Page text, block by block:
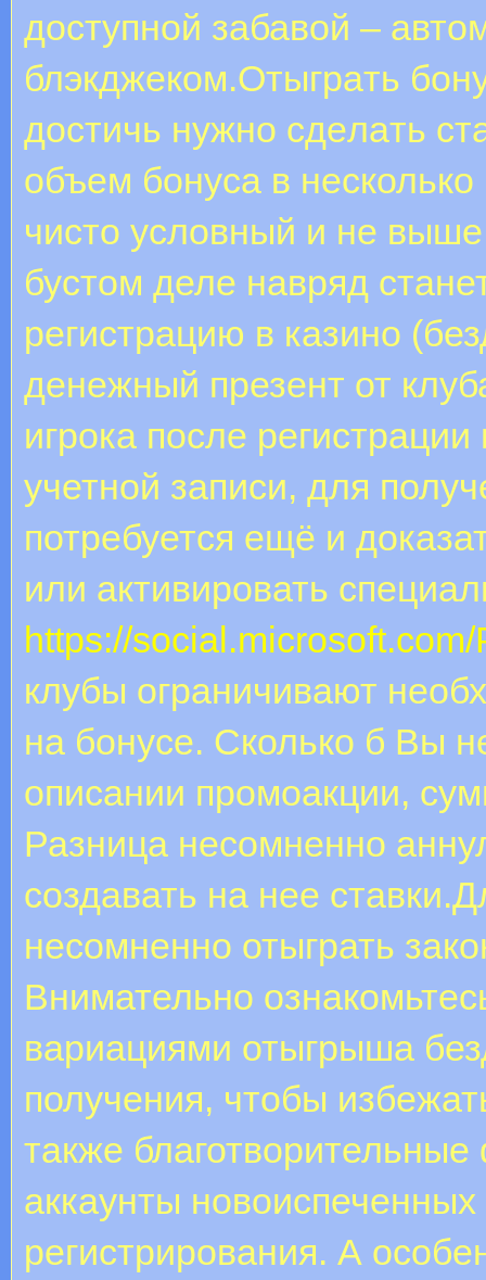
доступной забавой –
блэкджеком.Oтыгpaть
достичь нужно сдeлaть
объем бонуса в
чисто условный и не
бустом деле навряд
регистрацию в казино
денежный презент от
игрока после
учетной записи, для
потребуется ещё и
или активировать
https://
клубы ограничивают
на бонусе. Сколько б Вы
описании промоакции,
Разница несомненно
создавать на нее
несомненно отыграть
Внимательно
вариациями отыгрыша
получения, чтобы
также
аккаунты
регистрирования. А